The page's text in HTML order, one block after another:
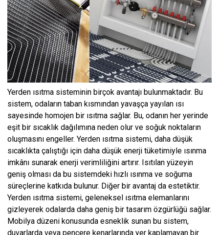
Yerden ısıtma sisteminin birçok avantajı bulunmaktadır. Bu
sistem, odaların taban kısmından yavaşça yayılan ısı
sayesinde homojen bir ısıtma sağlar. Bu, odanın her yerinde
eşit bir sıcaklık dağılımına neden olur ve soğuk noktaların
oluşmasını engeller. Yerden ısıtma sistemi, daha düşük
sıcaklıkta çalıştığı için daha düşük enerji tüketimiyle ısınma
imkânı sunarak enerji verimliliğini artırır. Isıtılan yüzeyin
geniş olması da bu sistemdeki hızlı ısınma ve soğuma
süreçlerine katkıda bulunur. Diğer bir avantaj da estetiktir.
Yerden ısıtma sistemi, geleneksel ısıtma elemanlarını
gizleyerek odalarda daha geniş bir tasarım özgürlüğü sağlar.
Mobilya düzeni konusunda esneklik sunan bu sistem,
duvarlarda veya pencere kenarlarında yer kaplamayan bir